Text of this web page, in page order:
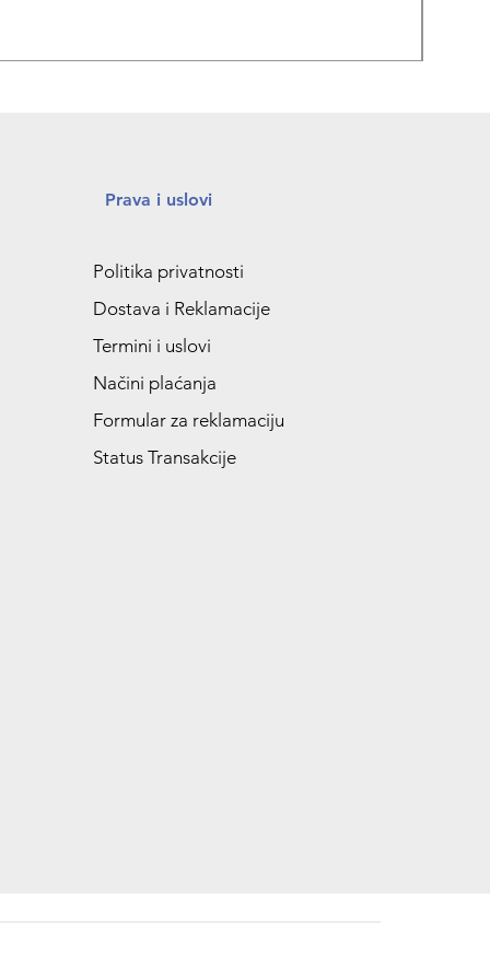
Prava i uslovi
Politika privatnosti
Dostava i Reklamacije
Termini i uslovi
Načini plaćanja
Formular za reklamaciju
Status Transakcije